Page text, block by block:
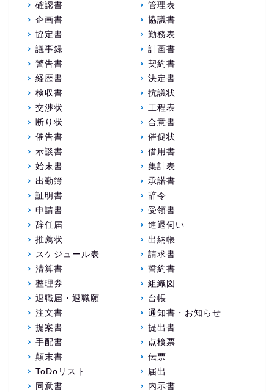
確認書
管理表
企画書
協議書
協定書
勤務表
議事録
計画書
警告書
契約書
経歴書
決定書
検収書
抗議状
交渉状
工程表
断り状
合意書
催告書
催促状
示談書
借用書
始末書
集計表
出勤簿
承諾書
証明書
辞令
申請書
受領書
辞任届
進退伺い
推薦状
出納帳
スケジュール表
請求書
清算書
誓約書
整理券
組織図
退職届・退職願
台帳
注文書
通知書・お知らせ
提案書
提出書
手配書
点検票
顛末書
伝票
ToDoリスト
届出
同意書
内示書